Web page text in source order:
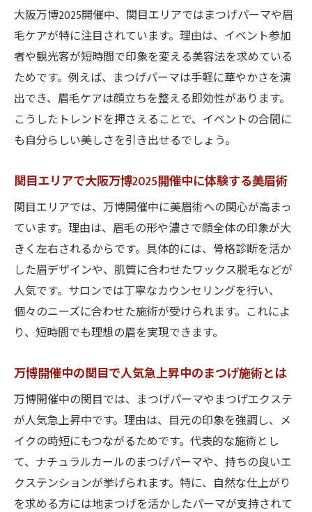
大阪万博2025開催中、関目エリアではまつげパーマや眉
毛ケアが特に注目されています。理由は、イベント参加
者や観光客が短時間で印象を変える美容法を求めている
ためです。例えば、まつげパーマは手軽に華やかさを演
出でき、眉毛ケアは顔立ちを整える即効性があります。
こうしたトレンドを押さえることで、イベントの合間に
も自分らしい美しさを引き出せるでしょう。
関目エリアで大阪万博2025開催中に体験する美眉術
関目エリアでは、万博開催中に美眉術への関心が高まっ
ています。理由は、眉毛の形や濃さで顔全体の印象が大
きく左右されるからです。具体的には、骨格診断を活か
した眉デザインや、肌質に合わせたワックス脱毛などが
人気です。サロンでは丁寧なカウンセリングを行い、
個々のニーズに合わせた施術が受けられます。これによ
り、短時間でも理想の眉を実現できます。
万博開催中の関目で人気急上昇中のまつげ施術とは
万博開催中の関目では、まつげパーマやまつげエクステ
が人気急上昇中です。理由は、目元の印象を強調し、メ
イクの時短にもつながるためです。代表的な施術とし
て、ナチュラルカールのまつげパーマや、持ちの良いエ
クステンションが挙げられます。特に、自然な仕上がり
を求める方には地まつげを活かしたパーマが支持されて